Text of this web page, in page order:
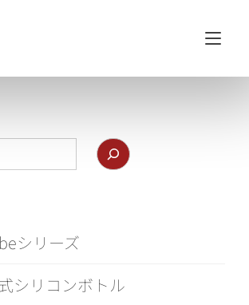
シリーズ
シリコンボトル